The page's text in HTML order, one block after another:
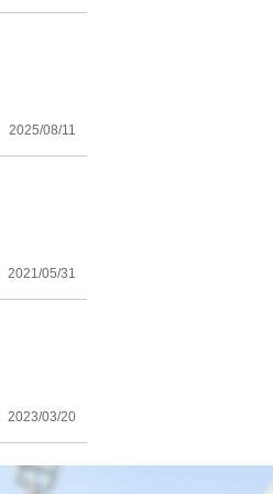
2025/08/11
2021/05/31
2023/03/20